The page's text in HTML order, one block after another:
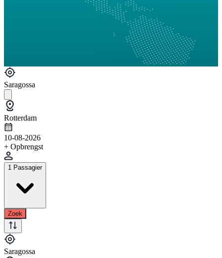
Saragossa
Rotterdam
10-08-2026
+ Opbrengst
1 Passagier
Zoek
Saragossa